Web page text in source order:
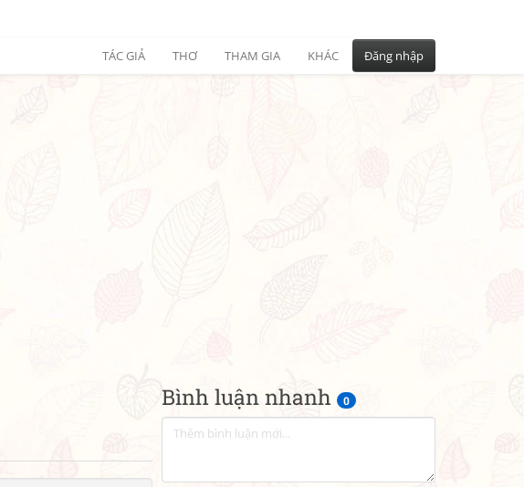
TÁC GIẢ THƠ THAM GIA KHÁC Đăng nhập
Bình luận nhanh 0